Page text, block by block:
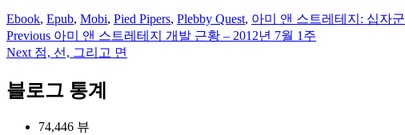
Ebook, Epub, Mobi, Pied Pipers, Plebby Quest, 아미 앤 스트레테지: 십자군
글
색
Previous 아미 앤 스트레테지 개발 근황 – 2012년 7월 1주
Next 점, 선, 그리고 면
블로그 통계
74,446 뷰